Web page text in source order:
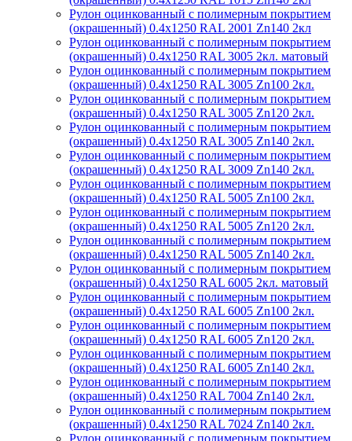
Рулон оцинкованный с полимерным покрытием
(окрашенный) 0.4x1250 RAL 2001 Zn140 2кл
Рулон оцинкованный с полимерным покрытием
(окрашенный) 0.4x1250 RAL 3005 2кл. матовый
Рулон оцинкованный с полимерным покрытием
(окрашенный) 0.4x1250 RAL 3005 Zn100 2кл.
Рулон оцинкованный с полимерным покрытием
(окрашенный) 0.4x1250 RAL 3005 Zn120 2кл.
Рулон оцинкованный с полимерным покрытием
(окрашенный) 0.4x1250 RAL 3005 Zn140 2кл.
Рулон оцинкованный с полимерным покрытием
(окрашенный) 0.4x1250 RAL 3009 Zn140 2кл.
Рулон оцинкованный с полимерным покрытием
(окрашенный) 0.4x1250 RAL 5005 Zn100 2кл.
Рулон оцинкованный с полимерным покрытием
(окрашенный) 0.4x1250 RAL 5005 Zn120 2кл.
Рулон оцинкованный с полимерным покрытием
(окрашенный) 0.4x1250 RAL 5005 Zn140 2кл.
Рулон оцинкованный с полимерным покрытием
(окрашенный) 0.4x1250 RAL 6005 2кл. матовый
Рулон оцинкованный с полимерным покрытием
(окрашенный) 0.4x1250 RAL 6005 Zn100 2кл.
Рулон оцинкованный с полимерным покрытием
(окрашенный) 0.4x1250 RAL 6005 Zn120 2кл.
Рулон оцинкованный с полимерным покрытием
(окрашенный) 0.4x1250 RAL 6005 Zn140 2кл.
Рулон оцинкованный с полимерным покрытием
(окрашенный) 0.4x1250 RAL 7004 Zn140 2кл.
Рулон оцинкованный с полимерным покрытием
(окрашенный) 0.4x1250 RAL 7024 Zn140 2кл.
Рулон оцинкованный с полимерным покрытием